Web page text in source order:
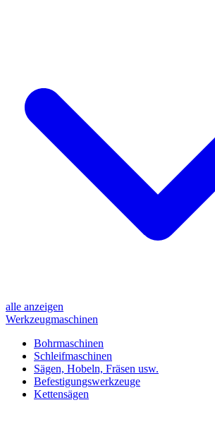
alle anzeigen
Werkzeugmaschinen
Bohrmaschinen
Schleifmaschinen
Sägen, Hobeln, Fräsen usw.
Befestigungswerkzeuge
Kettensägen